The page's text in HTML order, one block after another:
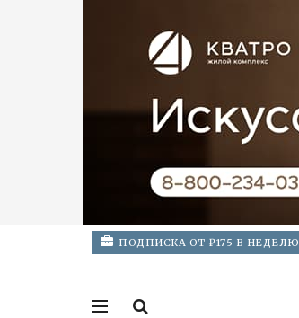
ПОДПИСКА ОТ ₽175 В НЕДЕЛЮ